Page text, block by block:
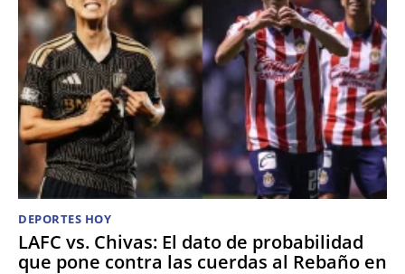
DEPORTES HOY
LAFC vs. Chivas: El dato de probabilidad
que pone contra las cuerdas al Rebaño en